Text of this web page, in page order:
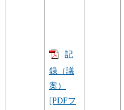
記
録（議
案）
[PDFフ